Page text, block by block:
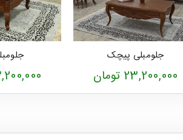
جلومبلی پیچک
23,200,000 تومان 23,200,000